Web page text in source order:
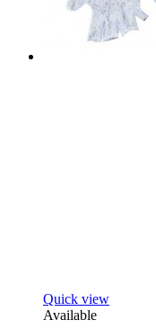
Quick view
Available